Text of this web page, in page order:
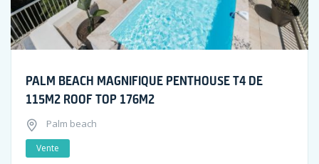
PALM BEACH MAGNIFIQUE PENTHOUSE T4 DE
115M2 ROOF TOP 176M2
Palm beach
Vente